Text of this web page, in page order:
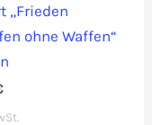
„Frieden
ohne Waffen“